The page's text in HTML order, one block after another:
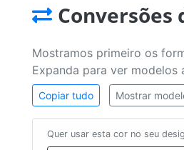
Conversões
Mostramos primeiro os
Expanda para ver modelos
Copiar tudo Mostrar
Quer usar esta cor no seu